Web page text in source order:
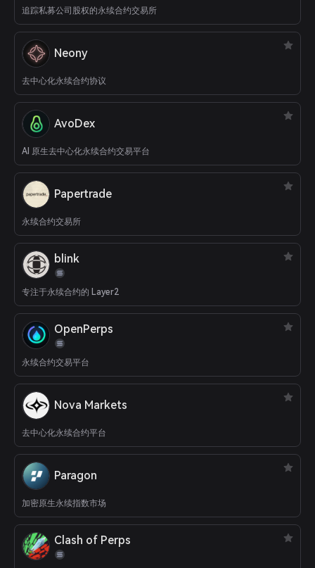
追踪私募公司股权的永续合约交易所
Neony
去中心化永续合约协议
AvoDex
AI 原生去中心化永续合约交易平台
Papertrade
永续合约交易所
blink
专注于永续合约的 Layer2
OpenPerps
永续合约交易平台
Nova Markets
去中心化永续合约平台
Paragon
加密原生永续指数市场
Clash of Perps